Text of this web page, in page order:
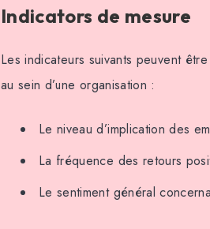
Indicators de mesure
Les indicateurs suivants peuvent
au sein d’une organisation :
Le niveau d’implication des
La fréquence des retours
Le sentiment général